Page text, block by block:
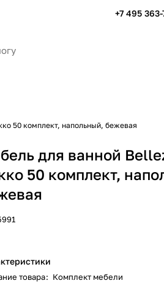
+7 495 363-
50 комплект, напольный, бежевая
для ванной
50 комплект,
товара: Комплект мебели